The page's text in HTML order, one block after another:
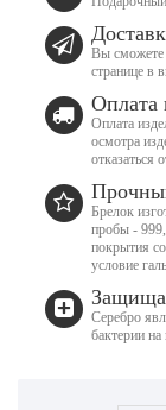
Вы сможете
странице в
Оплата
Оплата
осмотра
отказаться
Брелок
пробы -
покрытия
условие
Серебро
бактерии